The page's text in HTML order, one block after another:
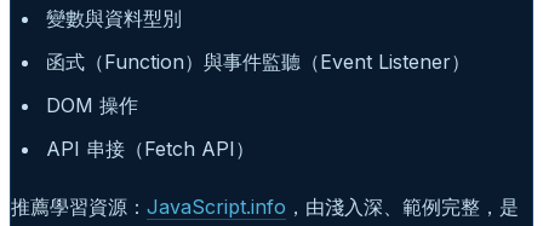
變數與資料型別
函式（Function）與事件監聽（Event Listener）
DOM 操作
API 串接（Fetch API）
推薦學習資源： JavaScript.info ，由淺入深、範例完整，是